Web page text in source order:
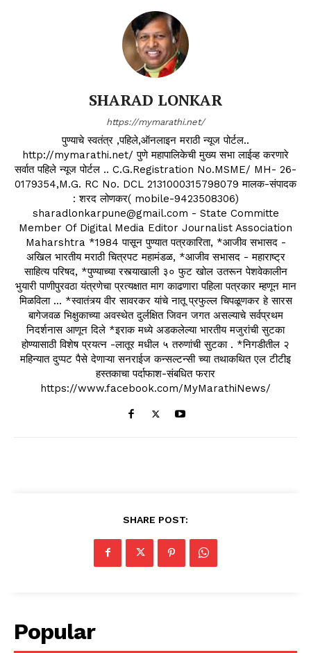
SHARAD LONKAR
https://mymarathi.net/
पुण्याचे स्वतंत्र ,पहिले,ऑनलाइन मराठी न्यूज पोर्टल..
http://mymarathi.net/ पुणे महापालिकेची मुख्य सभा लाईव्ह करणारे
सर्वात पहिले न्यूज पोर्टल .. C.G.Registration No.MSME/ MH- 26-
0179354,M.G. RC No. DCL 2131000315798079 मालक-संपादक
: शरद लोणकर( mobile-9423508306)
sharadlonkarpune@gmail.com - State Committe
Member Of Digital Media Editor Journalist Association
Maharshtra *1984 पासून पुण्यात पत्रकारिता, *आजीव सभासद -
अखिल भारतीय मराठी चित्रपट महामंडळ, *आजीव सभासद - महाराष्ट्र
साहित्य परिषद, *पुण्याच्या रस्त्याखाली ३० फुट खोल उतरून पेशवेकालीन
भुयारी पाणीपुरवठा यंत्रणेचा प्रत्यक्षात माग काढणारा पहिला पत्रकार म्हणून मान
मिळविला ... *स्वातंत्र्य वीर सावरकर यांचे नातू प्रफुल्ल चिपळूणकर हे सारस
बागेजवळ भिक्षुकाच्या अवस्थेत दुर्लक्षित जिवन जगत असल्याचे सर्वप्रथम
निदर्शनास आणून दिले *इराक मध्ये अडकलेल्या भारतीय मजुरांची सुटका
होण्यासाठी विशेष प्रयत्न -लातूर मधील ५ तरुणांची सुटका . *निगडीतील २
महिन्यात दुप्पट पैसे देणाऱ्या सनराईज कन्सल्टन्सी च्या तथाकथित एल टीटीइ
हस्तकाचा पर्दाफाश-संबधित फरार
https://www.facebook.com/MyMarathiNews/
SHARE POST:
Popular